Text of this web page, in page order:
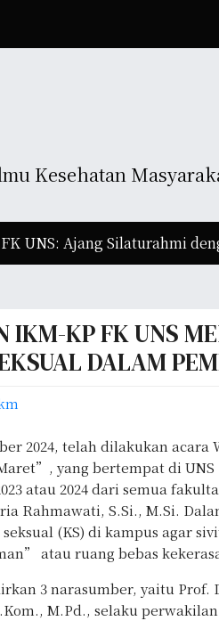
Kesehatan
Silaturahmi dengan
IKM-KP FK UNS
DALAM
2024, telah dilakukan
yang bertempat di
atau 2024 dari semua
Rahmawati, S.Si., M.Si.
(KS) di kampus agar
atau ruang bebas
3 narasumber, yaitu Prof.
M.Pd., selaku